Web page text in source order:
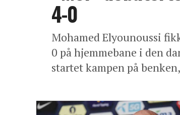
4-0
Mohamed Elyounoussi
0 på hjemmebane i den
startet kampen på